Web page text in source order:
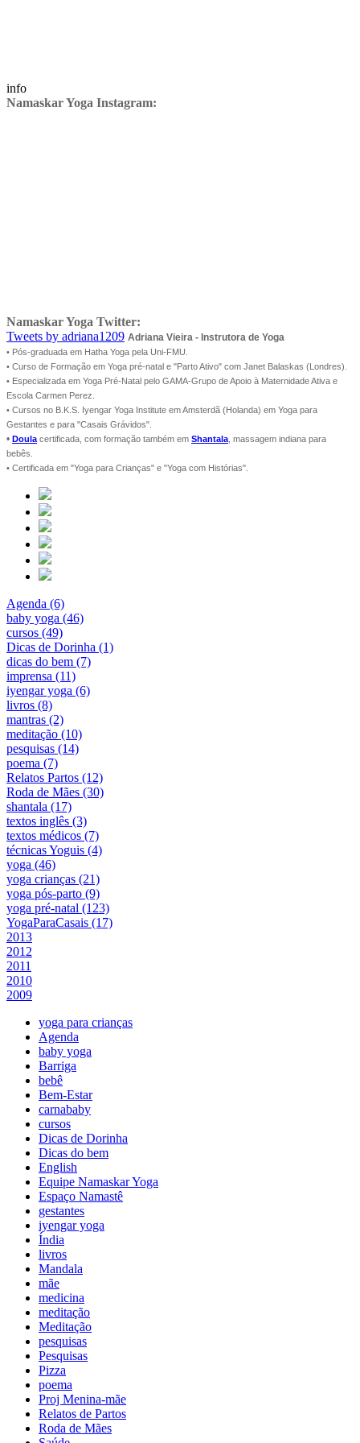
info
Namaskar Yoga Instagram:
Namaskar Yoga Twitter:
Tweets by adriana1209 Adriana Vieira - Instrutora de Yoga
• Pós-graduada em Hatha Yoga pela Uni-FMU.
• Curso de Formação em Yoga pré-natal e "Parto Ativo" com Janet Balaskas (Londres).
• Especializada em Yoga Pré-Natal pelo GAMA-Grupo de Apoio à Maternidade Ativa e
Escola Carmen Perez.
• Cursos no B.K.S. Iyengar Yoga Institute em Amsterdã (Holanda) em Yoga para
Gestantes e para "Casais Grávidos".
• Doula certificada, com formação também em Shantala , massagem indiana para
bebês.
• Certificada em "Yoga para Crianças" e "Yoga com Histórias".
Agenda (6)
baby yoga (46)
cursos (49)
Dicas de Dorinha (1)
dicas do bem (7)
imprensa (11)
iyengar yoga (6)
livros (8)
mantras (2)
meditação (10)
pesquisas (14)
poema (7)
Relatos Partos (12)
Roda de Mães (30)
shantala (17)
textos inglês (3)
textos médicos (7)
técnicas Yoguis (4)
yoga (46)
yoga crianças (21)
yoga pós-parto (9)
yoga pré-natal (123)
YogaParaCasais (17)
2013
2012
2011
2010
2009
yoga para crianças
Agenda
baby yoga
Barriga
bebê
Bem-Estar
carnababy
cursos
Dicas de Dorinha
Dicas do bem
English
Equipe Namaskar Yoga
Espaço Namastê
gestantes
iyengar yoga
Índia
livros
Mandala
mãe
medicina
meditação
Meditação
pesquisas
Pesquisas
Pizza
poema
Proj Menina-mãe
Relatos de Partos
Roda de Mães